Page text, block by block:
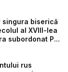
singura biserică
al XVIII-lea
subordonat P...
rus